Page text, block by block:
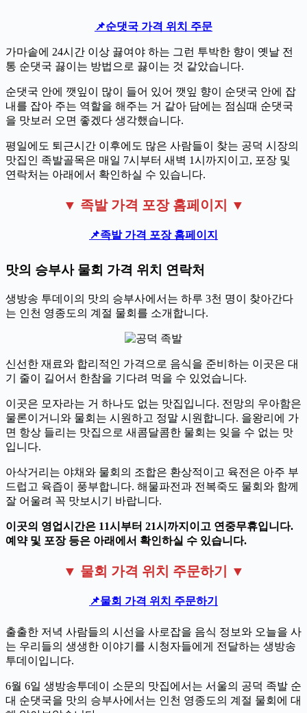
📌순댓국 가격 위치 주문
가마솥에 24시간 이상 끓여야 하는 그런 투박한 향이 옛날 전
통 순댓국 끓이는 방법으로 끓이는 것 같았습니다.
순댓국 안에 깻잎이 많이 들어 있어 깻잎 향이 순댓국 안에 잡
내를 잡아 주는 역할을 해주는 거 같아 담에는 점심때 순댓국
을 맛보러 오면 좋겠다 생각했습니다.
평일에도 퇴근시간 이후에도 많은 사람들이 찾는 공덕 시장의
맛집인 족발골목은 매일 7시부터 새벽 1시까지이고, 포장 및
연락처는 아래에서 확인하실 수 있습니다.
▼ 족발 가격 포장 홈페이지 ▼
📌족발가격 포장 홈페이지
맛의 승부사 물회 가격 위치 연락처
생방송 투데이의 맛의 승부사에서는 하루 3천 명이 찾아간다
는 인천 영종도의 계절 물회를 소개합니다.
신선한 재료와 합리적인 가격으로 음식을 준비하는 이곳은 대
기 줄이 길어서 한참을 기다려 먹을 수 있었습니다.
이곳은 모자라는 거 하나도 없는 맛집입니다. 전망의 우아함은
물론이거니와 물회는 시원하고 정말 시원합니다. 을왕리에 가
면 항상 들리는 맛집으로 새콤달콤한 물회는 잊을 수 없는 맛
입니다.
아삭거리는 야채와 물회의 조합은 환상적이고 육전은 아주 부
드럽고 육즙이 풍부합니다. 해물파전과 전복죽도 물회와 함께
잘 어울려 꼭 맛보시기 바랍니다.
이곳의 영업시간은 11시부터 21시까지이고 연중무휴입니다.
예약 및 포장 등은 아래에서 확인하실 수 있습니다.
▼ 물회 가격 위치 주문하기 ▼
📌물회 가격 위치 주문하기
출출한 저녁 사람들의 시선을 사로잡을 음식 정보와 오늘을 사
는 우리들의 생생한 이야기를 시청자들에게 전달하는 생방송
투데이입니다.
6월 6일 생방송투데이 소문의 맛집에서는 서울의 공덕 족발 순
대 순댓국을 맛의 승부사에서는 인천 영종도의 계절 물회에 대